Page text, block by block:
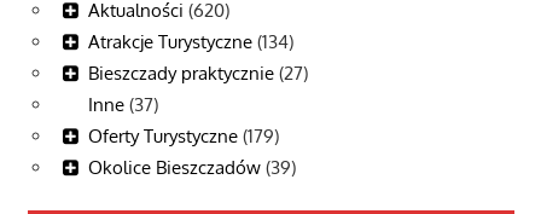
Aktualności (620)
Atrakcje Turystyczne (134)
Bieszczady praktycznie (27)
Inne (37)
Oferty Turystyczne (179)
Okolice Bieszczadów (39)